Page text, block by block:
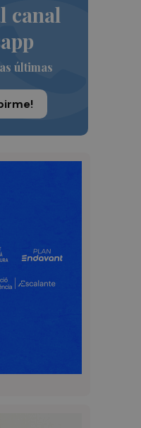
canal
últimas